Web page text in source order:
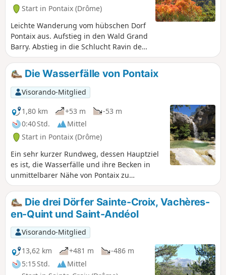
Start in Pontaix (Drôme)
Leichte Wanderung vom hübschen Dorf
Pontaix aus. Aufstieg in den Wald Grand
Barry. Abstieg in die Schlucht Ravin des
Lots. Die Besichtigung der Burgruine
lohnt sich wegen des Ausblicks auf die
Drôme, und vom Dorf aus gelangt man
zu den Wasserfällen und Becken des
Baches Ruisseau des Lots.
Die Wasserfälle von Pontaix
Visorando-Mitglied
1,80 km
+53 m
-53 m
0:40 Std.
Mittel
Start in Pontaix (Drôme)
Ein sehr kurzer Rundweg, dessen Hauptziel
es ist, die Wasserfälle und ihre Becken in
unmittelbarer Nähe von Pontaix zu
entdecken. Ein kleiner Abstecher auf die
Anhöhe ermöglicht es Ihnen, die Burgruine
zu sehen und den Blick über das Tal der
Drôme zu genießen.
Die drei Dörfer Sainte-Croix, Vachères-
en-Quint und Saint-Andéol
Visorando-Mitglied
13,62 km
+481 m
-486 m
5:15 Std.
Mittel